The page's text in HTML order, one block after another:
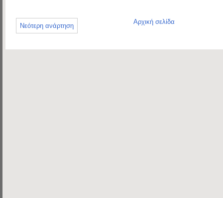
Νεότερη ανάρτηση
Αρχική σελίδα